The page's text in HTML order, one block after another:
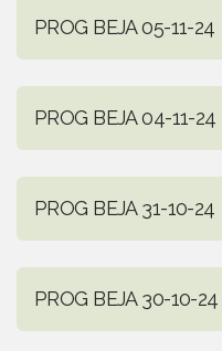
PROG BEJA 05-11-24
PROG BEJA 04-11-24
PROG BEJA 31-10-24
PROG BEJA 30-10-24